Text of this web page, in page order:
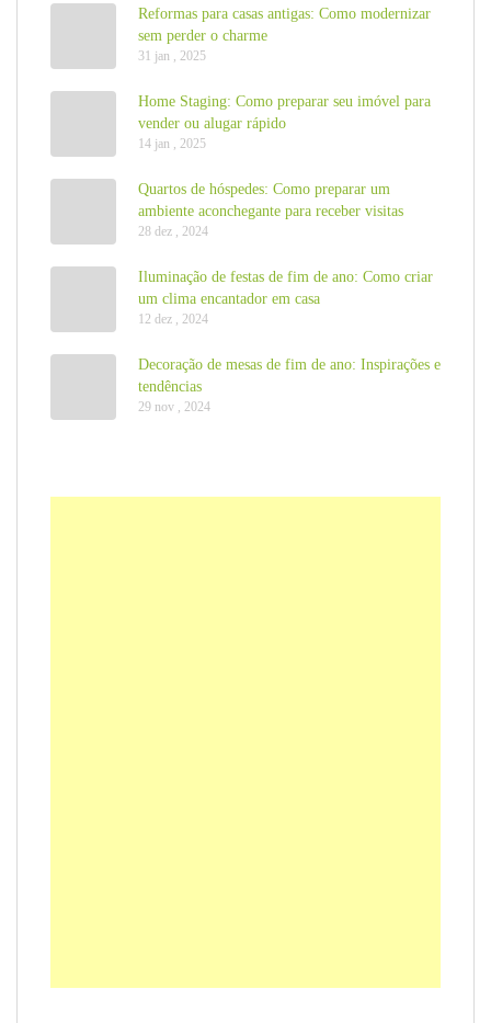
Reformas para casas antigas: Como modernizar
sem perder o charme
31 jan , 2025
Home Staging: Como preparar seu imóvel para
vender ou alugar rápido
14 jan , 2025
Quartos de hóspedes: Como preparar um
ambiente aconchegante para receber visitas
28 dez , 2024
Iluminação de festas de fim de ano: Como criar
um clima encantador em casa
12 dez , 2024
Decoração de mesas de fim de ano: Inspirações e
tendências
29 nov , 2024